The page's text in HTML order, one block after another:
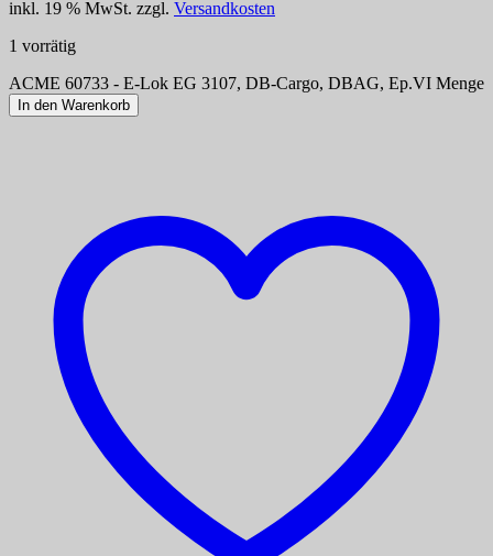
inkl. 19 % MwSt. zzgl. Versandkosten
1 vorrätig
ACME 60733 - E-Lok EG 3107, DB-Cargo, DBAG, Ep.VI Menge
In den Warenkorb